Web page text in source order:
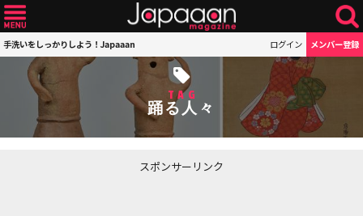
手洗いをしっかりしよう！Japaaan ログイン メンバー登録
TAG
踊る人々
スポンサーリンク